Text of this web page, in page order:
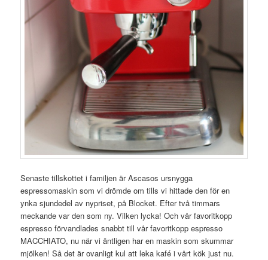
Senaste tillskottet i familjen är Ascasos ursnygga
espressomaskin som vi drömde om tills vi hittade den för en
ynka sjundedel av nypriset, på Blocket. Efter två timmars
meckande var den som ny. Vilken lycka! Och vår favoritkopp
espresso förvandlades snabbt till vår favoritkopp espresso
MACCHIATO, nu när vi äntligen har en maskin som skummar
mjölken! Så det är ovanligt kul att leka kafé i vårt kök just nu.